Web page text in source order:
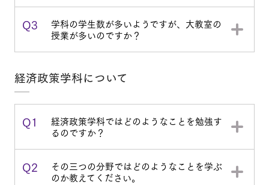
Q3 学科の学生数が多いようですが、大教室の
授業が多いのですか？
経済政策学科について
Q1 経済政策学科ではどのようなことを勉強す
るのですか？
Q2 その三つの分野ではどのようなことを学ぶ
のか教えてください。